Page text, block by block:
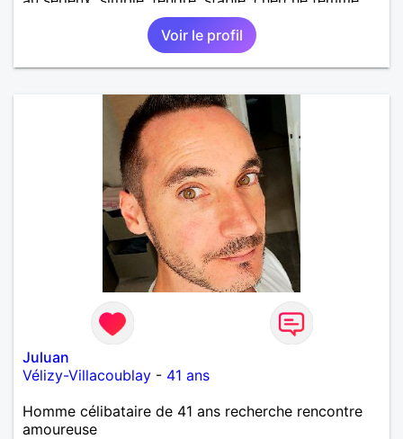
sensuelle, intelligente et gaie.
Voir le profil
Juluan
Vélizy-Villacoublay - 41 ans
Homme célibataire de 41 ans recherche rencontre
amoureuse